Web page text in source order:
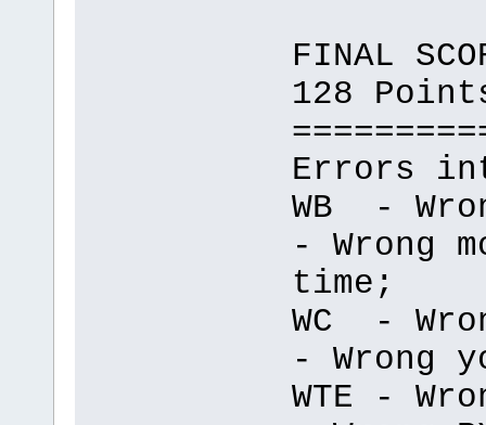
FINAL
128
Errors
WB -
-
time;
WC -
- Wrong
WTE -